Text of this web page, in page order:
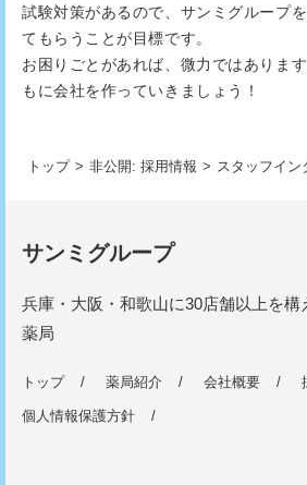
試験対策があるので、サンミグループ
てもらうことが目標です。
お困りごとがあれば、微力ではありま
もに会社を作っていきましょう！
トップ > 非公開: 採用情報 > スタッフイン
サンミグループ
兵庫・大阪・和歌山に30店舗以上を構
薬局
トップ 薬局紹介 会社概要
個人情報保護方針